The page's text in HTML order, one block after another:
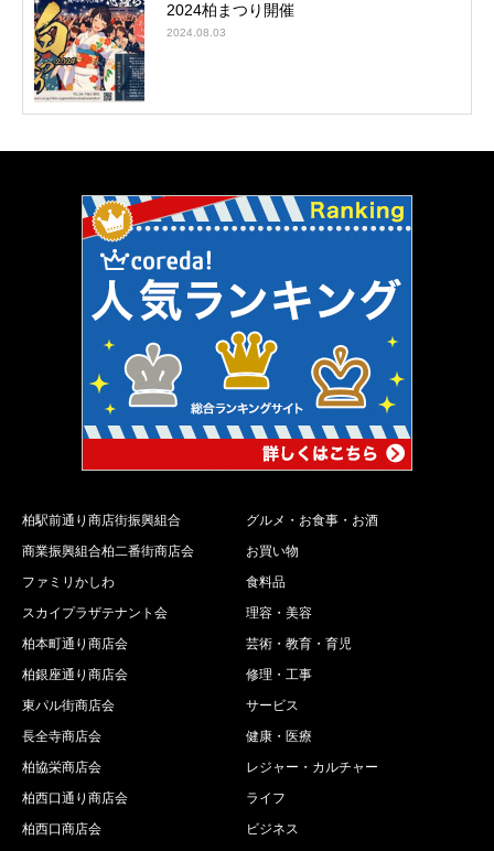
2024柏まつり開催
2024.08.03
柏駅前通り商店街振興組合
商業振興組合柏二番街商店会
ファミリかしわ
スカイプラザテナント会
柏本町通り商店会
柏銀座通り商店会
東パル街商店会
長全寺商店会
柏協栄商店会
柏西口通り商店会
柏西口商店会
グルメ・お食事・お酒
お買い物
食料品
理容・美容
芸術・教育・育児
修理・工事
サービス
健康・医療
レジャー・カルチャー
ライフ
ビジネス